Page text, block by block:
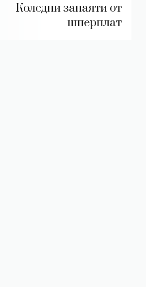
Коледни занаяти от
шперплат